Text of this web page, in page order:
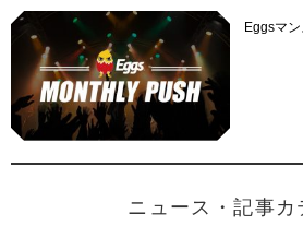
Eggsマ
ニュース・記事カ